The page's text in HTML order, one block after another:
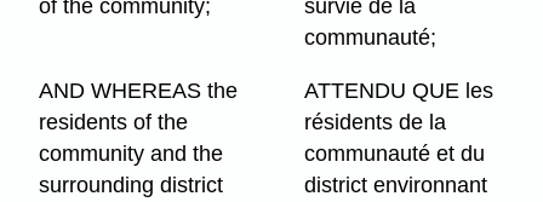
of the community;
survie de la
communauté;
AND WHEREAS the
residents of the
community and the
surrounding district
ATTENDU QUE les
résidents de la
communauté et du
district environnant